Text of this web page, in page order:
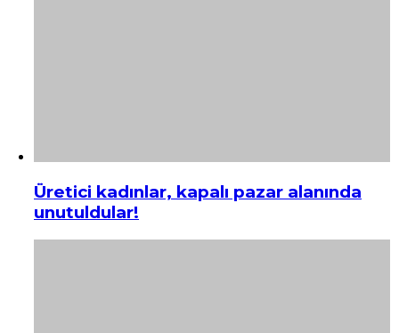
Üretici kadınlar, kapalı pazar alanında
unutuldular!